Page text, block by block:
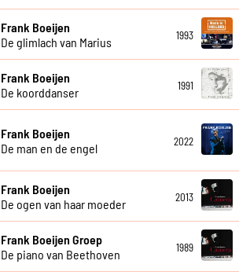
Frank Boeijen
De glimlach van Marius
1993
Frank Boeijen
De koorddanser
1991
Frank Boeijen
De man en de engel
2022
Frank Boeijen
De ogen van haar moeder
2013
Frank Boeijen Groep
De piano van Beethoven
1989